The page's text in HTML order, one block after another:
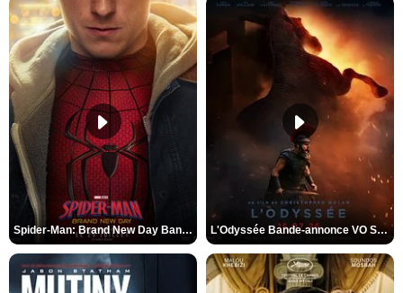
Spider-Man: Brand New Day Bande-annonce VO STFR L'Odyssée Bande-annonce VO STFR